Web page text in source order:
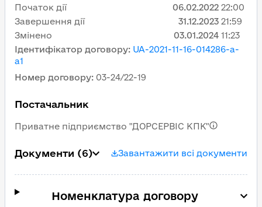
Ідентифікатор договору: UA-2021-11-16-014286-a-
a1
Номер договору: 03-24/22-19
Постачальник
Приватне підприємство "ДОРСЕРВІС КПК"
Документи (6) Завантажити всі документи
Початок дії
06.02.2022 22:00
Завершення дії
31.12.2023 21:59
Змінено
03.01.2024 11:23
Номенклатура договору